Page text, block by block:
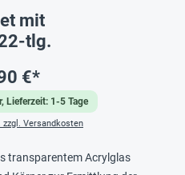
mit
tlg.
Lieferzeit: 1-5 Tage
€*
Versandkosten
transparentem Acrylglas